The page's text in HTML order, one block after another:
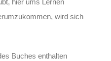
wird sich
Buches enthalten